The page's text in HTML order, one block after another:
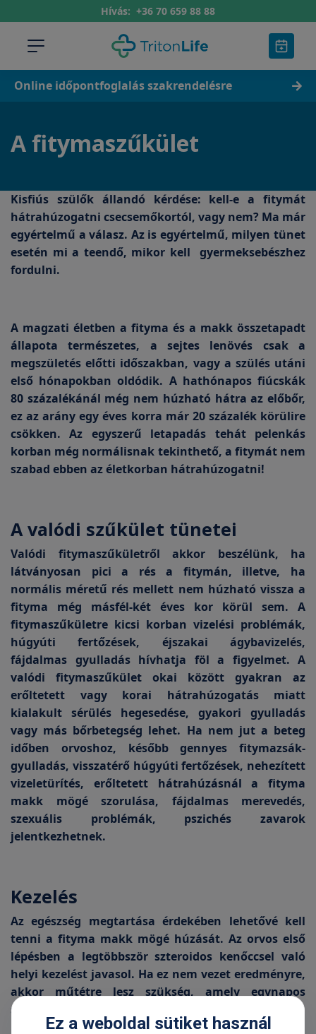
Hívás: +36 70 659 88 88
Online időpontfoglalás szakrendelésre
A fitymaszűkület
Kisfiús szülők állandó kérdése: kell-e a fitymát
hátrahúzogatni csecsemőkortól, vagy nem? Ma már
egyértelmű a válasz. Az is egyértelmű, milyen tünet
esetén mi a teendő, mikor kell gyermeksebészhez
fordulni.
A magzati életben a fityma és a makk összetapadt
állapota természetes, a sejtes lenövés csak a
megszületés előtti időszakban, vagy a szülés utáni
első hónapokban oldódik. A hathónapos fiúcskák
80 százalékánál még nem húzható hátra az előbőr,
ez az arány egy éves korra már 20 százalék körülire
csökken. Az egyszerű letapadás tehát pelenkás
korban még normálisnak tekinthető, a fitymát nem
szabad ebben az életkorban hátrahúzogatni!
A valódi szűkület tünetei
Valódi fitymaszűkületről akkor beszélünk, ha
látványosan pici a rés a fitymán, illetve, ha
normális méretű rés mellett nem húzható vissza a
fityma még másfél-két éves kor körül sem. A
fitymaszűkületre kicsi korban vizelési problémák,
húgyúti fertőzések, éjszakai ágybavizelés,
fájdalmas gyulladás hívhatja föl a figyelmet. A
valódi fitymaszűkület okai között gyakran az
erőltetett vagy korai hátrahúzogatás miatt
kialakult sérülés hegesedése, gyakori gyulladás
vagy más bőrbetegség lehet. Ha nem jut a beteg
időben orvoshoz, később gennyes fitymazsák-
gyulladás, visszatérő húgyúti fertőzések, nehezített
vizeletürítés, erőltetett hátrahúzásnál a fityma
makk mögé szorulása, fájdalmas merevedés,
szexuális problémák, pszichés zavarok
jelentkezhetnek.
Kezelés
Az egészség megtartása érdekében lehetővé kell
tenni a fityma makk mögé húzását. Az orvos első
lépésben a legtöbbször szteroidos kenőccsel való
helyi kezelést javasol. Ha ez nem vezet eredményre,
akkor műtétre lesz szükség, amely egynapos
sebészet keretei között megvalósítható.
Ez a weboldal sütiket használ